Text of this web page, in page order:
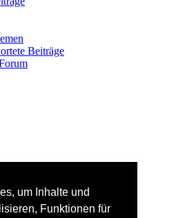
um Inhalte und
Funktionen für
Beiträge